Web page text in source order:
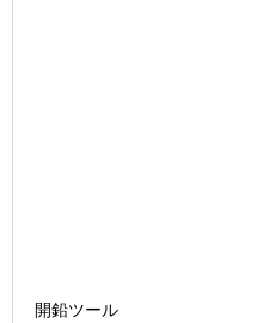
開鉛ツール